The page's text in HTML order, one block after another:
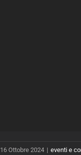
16 Ottobre 2024 | eventi e